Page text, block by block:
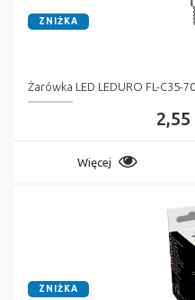
ZNIŻKA
Żarówka LED LEDURO FL-C35-
2,55
Więcej
ZNIŻKA